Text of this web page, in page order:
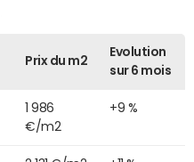
Prix du m2
Evolution
sur 6 mois
1 986
€/m2
+9 %